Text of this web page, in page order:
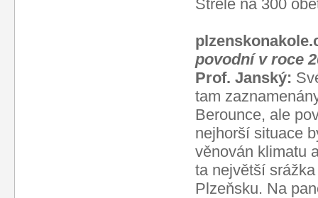
Střele na 300
povodní v roce
Prof. Janský:
tam
Berounce, ale
nejhorší situace
věnován klimatu
ta největší
Plzeňsku. Na